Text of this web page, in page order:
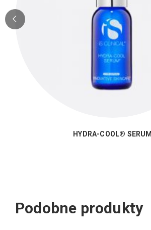
HYDRA-COOL® SERUM
Podobne produkty